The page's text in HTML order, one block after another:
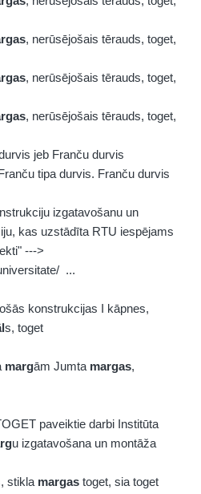
, nerūsējošais tērauds, toget,
, nerūsējošais tērauds, toget,
, nerūsējošais tērauds, toget,
jeb Franču durvis
tipa durvis. Franču durvis
izgatavošanu un
kas uzstādīta RTU iespējams
--->
...
konstrukcijas I kāpnes,
s, toget
margām Jumta margas,
paveiktie darbi Institūta
u izgatavošana un montāža
stikla margas toget, sia toget